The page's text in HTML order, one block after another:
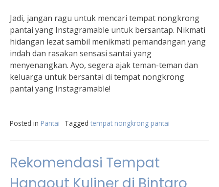
Jadi, jangan ragu untuk mencari tempat nongkrong
pantai yang Instagramable untuk bersantap. Nikmati
hidangan lezat sambil menikmati pemandangan yang
indah dan rasakan sensasi santai yang
menyenangkan. Ayo, segera ajak teman-teman dan
keluarga untuk bersantai di tempat nongkrong
pantai yang Instagramable!
Posted in Pantai Tagged tempat nongkrong pantai
Rekomendasi Tempat